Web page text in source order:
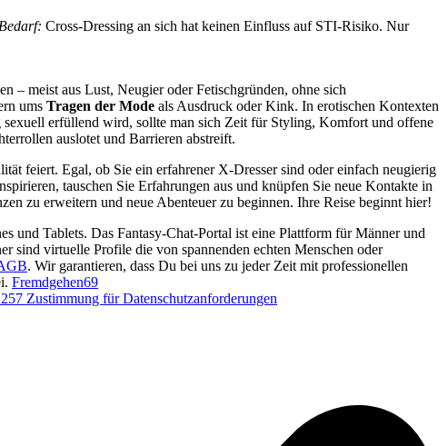
Cross-Dressing an sich hat keinen Einfluss auf STI-Risiko. Nur
– meist aus Lust, Neugier oder Fetischgründen, ohne sich
ums Tragen der Mode als Ausdruck oder Kink. In erotischen Kontexten
sexuell erfüllend wird, sollte man sich Zeit für Styling, Komfort und offene
auslotet und Barrieren abstreift.
feiert. Egal, ob Sie ein erfahrener X‑Dresser sind oder einfach neugierig
tauschen Sie Erfahrungen aus und knüpfen Sie neue Kontakte in
zu erweitern und neue Abenteuer zu beginnen. Ihre Reise beginnt hier!
und Tablets. Das Fantasy-Chat-Portal ist eine Plattform für Männer und
sind virtuelle Profile die von spannenden echten Menschen oder
. Wir garantieren, dass Du bei uns zu jeder Zeit mit professionellen
Fremdgehen69
Zustimmung für Datenschutzanforderungen